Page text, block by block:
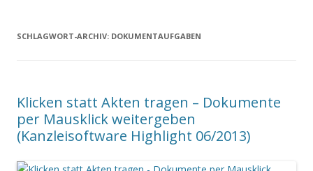
SCHLAGWORT-ARCHIV: DOKUMENTAUFGABEN
Klicken statt Akten tragen – Dokumente
per Mausklick weitergeben
(Kanzleisoftware Highlight 06/2013)